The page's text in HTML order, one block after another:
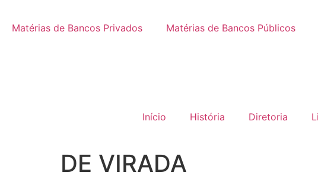
Matérias de Bancos Privados Matérias de Bancos Públicos
Início História Diretoria
DE VIRADA